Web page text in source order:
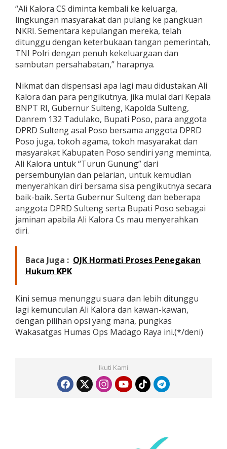
“Ali Kalora CS diminta kembali ke keluarga,
lingkungan masyarakat dan pulang ke pangkuan
NKRI. Sementara kepulangan mereka, telah
ditunggu dengan keterbukaan tangan pemerintah,
TNI Polri dengan penuh kekeluargaan dan
sambutan persahabatan,” harapnya.
Nikmat dan dispensasi apa lagi mau didustakan Ali
Kalora dan para pengikutnya, jika mulai dari Kepala
BNPT RI, Gubernur Sulteng, Kapolda Sulteng,
Danrem 132 Tadulako, Bupati Poso, para anggota
DPRD Sulteng asal Poso bersama anggota DPRD
Poso juga, tokoh agama, tokoh masyarakat dan
masyarakat Kabupaten Poso sendiri yang meminta,
Ali Kalora untuk “Turun Gunung” dari
persembunyian dan pelarian, untuk kemudian
menyerahkan diri bersama sisa pengikutnya secara
baik-baik. Serta Gubernur Sulteng dan beberapa
anggota DPRD Sulteng serta Bupati Poso sebagai
jaminan apabila Ali Kalora Cs mau menyerahkan
diri.
Baca Juga : OJK Hormati Proses Penegakan
Hukum KPK
Kini semua menunggu suara dan lebih ditunggu
lagi kemunculan Ali Kalora dan kawan-kawan,
dengan pilihan opsi yang mana, pungkas
Wakasatgas Humas Ops Madago Raya ini.(*/deni)
Ikuti Kami